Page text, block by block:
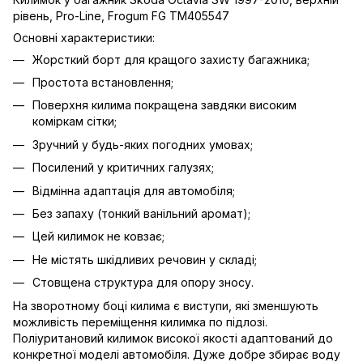
рівень, Pro-Line, Frogum FG TM405547
Основні характеристики:
Жорсткий борт для кращого захисту багажника;
Простота встановлення;
Поверхня килима покращена завдяки високим
коміркам сітки;
Зручний у будь-яких погодних умовах;
Посилений у критичних галузях;
Відмінна адаптація для автомобіля;
Без запаху (тонкий ванільний аромат);
Цей килимок не ковзає;
Не містять шкідливих речовин у складі;
Стовщена структура для опору зносу.
На зворотному боці килима є виступи, які зменшують
можливість переміщення килимка по підлозі.
Поліуритановий килимок високої якості адаптований до
конкретної моделі автомобіля. Дуже добре збирає воду